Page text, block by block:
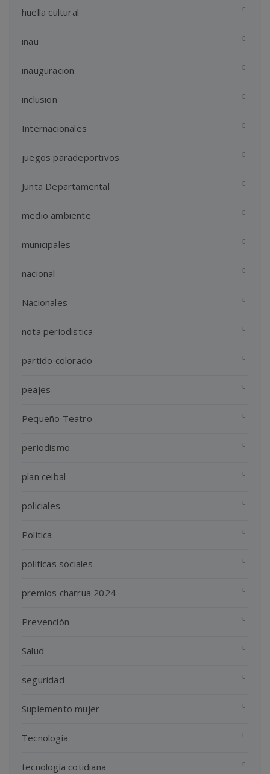
huella cultural
inau
inauguracion
inclusion
Internacionales
juegos paradeportivos
Junta Departamental
medio ambiente
municipales
nacional
Nacionales
nota periodistica
partido colorado
peajes
Pequeño Teatro
periodismo
plan ceibal
policiales
Política
politicas sociales
premios charrua 2024
Prevención
Salud
seguridad
Suplemento mujer
Tecnologia
tecnologìa cotidiana